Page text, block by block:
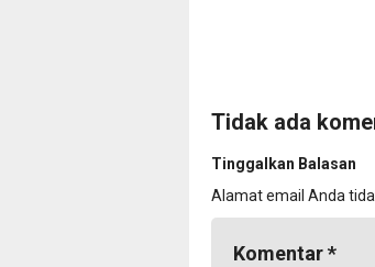
Tidak ada
Tinggalkan Balasan
Alamat email Anda
Komentar*